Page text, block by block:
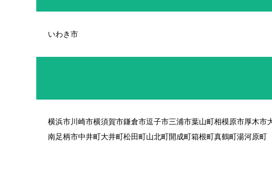
いわき市
横浜市川崎市横須賀市鎌倉市逗子市三浦市葉山町相模原市厚木市
南足柄市中井町大井町松田町山北町開成町箱根町真鶴町湯河原町